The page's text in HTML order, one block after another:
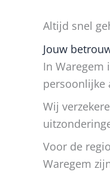
Altijd snel
Jouw
In Waregem
persoonlijke
Wij
Voor de
Waregem